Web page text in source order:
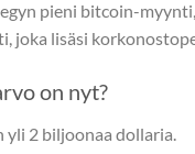
pieni bitcoin-
joka lisäsi
on nyt?
yli 2 biljoonaa dollaria.